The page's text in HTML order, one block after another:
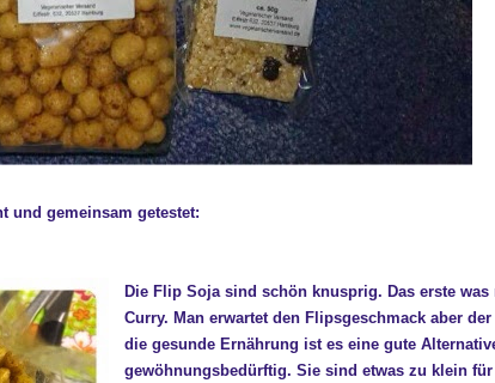
und gemeinsam getestet:
Die Flip Soja sind schön knusprig. Das erste
Curry. Man erwartet den Flipsgeschmack aber
die gesunde Ernährung ist es eine gute
gewöhnungsbedürftig. Sie sind etwas zu klein